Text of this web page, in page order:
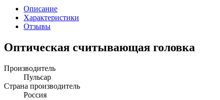
Описание
Характеристики
Отзывы
Оптическая считывающая головка
Производитель
Пульсар
Страна производитель
Россия